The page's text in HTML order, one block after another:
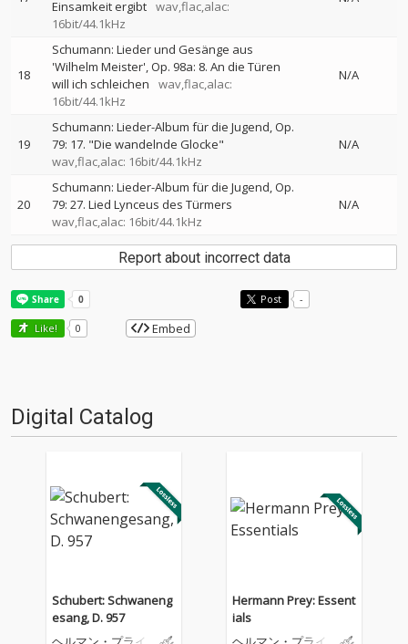
Einsamkeit ergibt wav,flac,alac:
16bit/44.1kHz
18
Schumann: Lieder und Gesänge aus
'Wilhelm Meister', Op. 98a: 8. An die Türen
will ich schleichen
wav,flac,alac:
16bit/44.1kHz
N/A
19
Schumann: Lieder-Album für die Jugend, Op.
79: 17. "Die wandelnde Glocke"
wav,flac,alac: 16bit/44.1kHz
N/A
20
Schumann: Lieder-Album für die Jugend, Op.
79: 27. Lied Lynceus des Türmers
wav,flac,alac: 16bit/44.1kHz
N/A
Report about incorrect data
Post -
Like! 0 Embed
Digital Catalog
Schubert: Schwaneng
esang, D. 957
Hermann Prey: Essent
ials